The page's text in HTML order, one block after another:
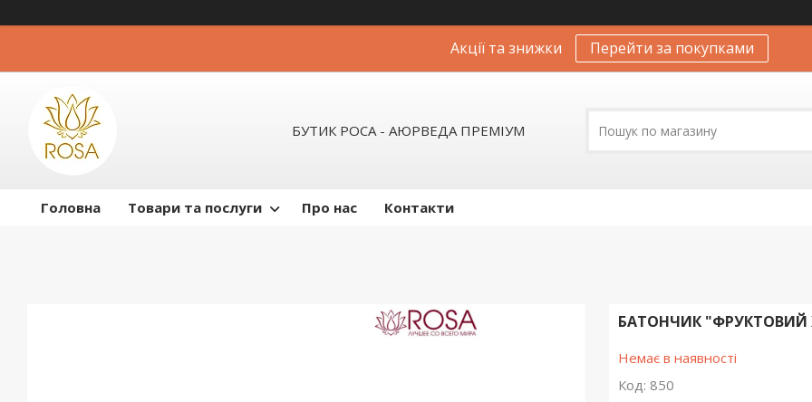
Акції та знижки Перейти за покупками
БУТИК РОСА - АЮРВЕДА ПРЕМІУМ
Головна Товари та послуги Про нас Контакти
БАТОНЧИК "ФРУКТОВИЙ
Немає в наявності
Код: 850